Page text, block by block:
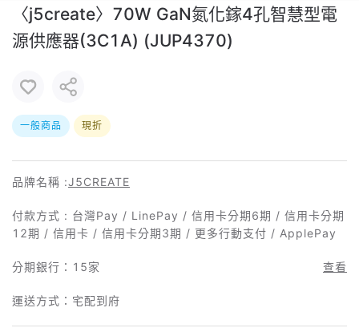
〈j5create〉70W GaN氮化鎵4孔智慧型電
源供應器(3C1A) (JUP4370)
一般商品 現折
品牌名稱 :J5CREATE
付款方式 : 台灣Pay / LinePay / 信用卡分期6期 / 信用卡分期
12期 / 信用卡 / 信用卡分期3期 / 更多行動支付 / ApplePay
分期銀行： 15家 查看
運送方式：宅配到府